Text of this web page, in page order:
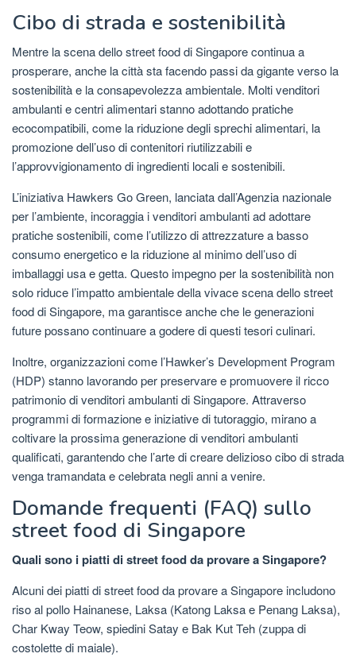
Cibo di strada e sostenibilità
Mentre la scena dello street food di Singapore continua a
prosperare, anche la città sta facendo passi da gigante verso la
sostenibilità e la consapevolezza ambientale. Molti venditori
ambulanti e centri alimentari stanno adottando pratiche
ecocompatibili, come la riduzione degli sprechi alimentari, la
promozione dell’uso di contenitori riutilizzabili e
l’approvvigionamento di ingredienti locali e sostenibili.
L’iniziativa Hawkers Go Green, lanciata dall’Agenzia nazionale
per l’ambiente, incoraggia i venditori ambulanti ad adottare
pratiche sostenibili, come l’utilizzo di attrezzature a basso
consumo energetico e la riduzione al minimo dell’uso di
imballaggi usa e getta. Questo impegno per la sostenibilità non
solo riduce l’impatto ambientale della vivace scena dello street
food di Singapore, ma garantisce anche che le generazioni
future possano continuare a godere di questi tesori culinari.
Inoltre, organizzazioni come l’Hawker’s Development Program
(HDP) stanno lavorando per preservare e promuovere il ricco
patrimonio di venditori ambulanti di Singapore. Attraverso
programmi di formazione e iniziative di tutoraggio, mirano a
coltivare la prossima generazione di venditori ambulanti
qualificati, garantendo che l’arte di creare delizioso cibo di strada
venga tramandata e celebrata negli anni a venire.
Domande frequenti (FAQ) sullo
street food di Singapore
Quali sono i piatti di street food da provare a Singapore?
Alcuni dei piatti di street food da provare a Singapore includono
riso al pollo Hainanese, Laksa (Katong Laksa e Penang Laksa),
Char Kway Teow, spiedini Satay e Bak Kut Teh (zuppa di
costolette di maiale).